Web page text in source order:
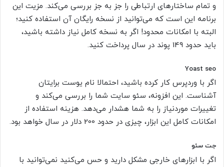
و تمام ساختارهای ارتباطی را جز به جز بررسی می‌کند. مزیت این
برنامه این است که می‌توانید از نسخه رایگان آن استفاده کنید؛
البته با امکانات محدود! اگر به نسخه کامل نیاز داشته باشید،
باید حدود 149 پوند در سال پرداخت کنید.
Yoast seo
اگر با وردپرس کار کرده باشید، احتمالا نام یوست برایتان
آشناست. این افزونه، سئو سایت شما را بررسی می‌کند و
تغییرات موردنیاز را به شما هشدار می‌دهد. هزینه استفاده از
امکانات کامل این ابزار، چیزی در حدود 200 دلار در سال خواهد بود.
جت سئو
اگر با ابزارهای خارجی مشکل دارید و حس می‌کنید نمی‌توانید با